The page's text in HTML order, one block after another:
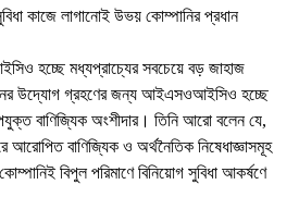
কাজে লাগানোই উভয় কোম্পানির প্রধান
হচ্ছে মধ্যপ্রাচ্যের সবচেয়ে বড় জাহাজ
উদ্যোগ গ্রহণের জন্য আইএসওআইসিও হচ্ছে
বাণিজ্যিক অংশীদার। তিনি আরো বলেন যে,
আরোপিত বাণিজ্যিক ও অর্থনৈতিক নিষেধাজ্ঞাসমূহ
বিপুল পরিমাণে বিনিয়োগ সুবিধা আকর্ষণে